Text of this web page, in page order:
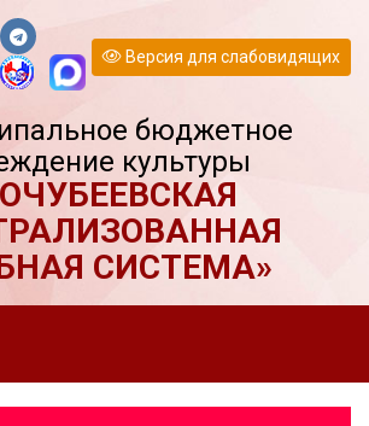
Версия для слабовидящих
бюджетное
культуры
СИСТЕМА»